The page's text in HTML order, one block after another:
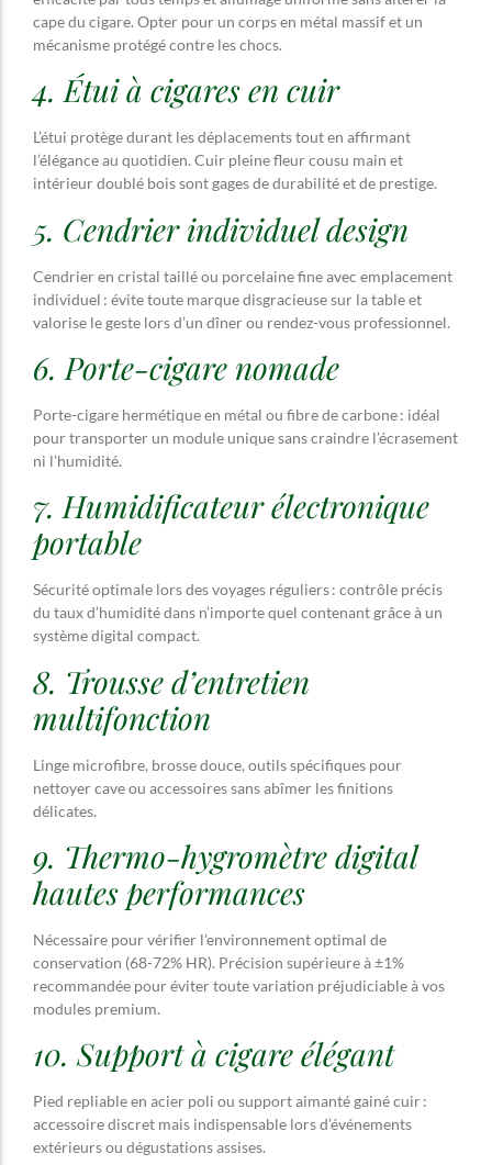
cape du cigare. Opter pour un corps en métal massif et un
mécanisme protégé contre les chocs.
4. Étui à cigares en cuir
L’étui protège durant les déplacements tout en affirmant
l’élégance au quotidien. Cuir pleine fleur cousu main et
intérieur doublé bois sont gages de durabilité et de prestige.
5. Cendrier individuel design
Cendrier en cristal taillé ou porcelaine fine avec emplacement
individuel : évite toute marque disgracieuse sur la table et
valorise le geste lors d’un dîner ou rendez-vous professionnel.
6. Porte-cigare nomade
Porte-cigare hermétique en métal ou fibre de carbone : idéal
pour transporter un module unique sans craindre l’écrasement
ni l’humidité.
7. Humidificateur électronique
portable
Sécurité optimale lors des voyages réguliers : contrôle précis
du taux d’humidité dans n’importe quel contenant grâce à un
système digital compact.
8. Trousse d’entretien
multifonction
Linge microfibre, brosse douce, outils spécifiques pour
nettoyer cave ou accessoires sans abîmer les finitions
délicates.
9. Thermo-hygromètre digital
hautes performances
Nécessaire pour vérifier l’environnement optimal de
conservation (68-72% HR). Précision supérieure à ±1%
recommandée pour éviter toute variation préjudiciable à vos
modules premium.
10. Support à cigare élégant
Pied repliable en acier poli ou support aimanté gainé cuir :
accessoire discret mais indispensable lors d’événements
extérieurs ou dégustations assises.